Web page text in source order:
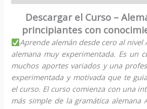
Descargar el Curso –
principiantes con
Aprende alemán desde cero al nivel
alemana muy experimentada. Es un
muchos aportes variados y una
experimentada y motivada que te
el curso. El curso comienza con una
más simple de la gramática alemana